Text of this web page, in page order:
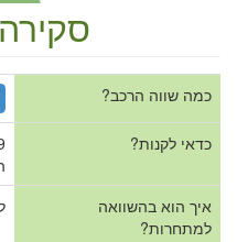
כמה שווה הרכב?
כדאי לקנות?
איך הוא בהשוואה
למתחרות?